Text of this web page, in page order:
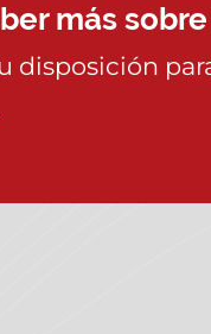
más
disposición